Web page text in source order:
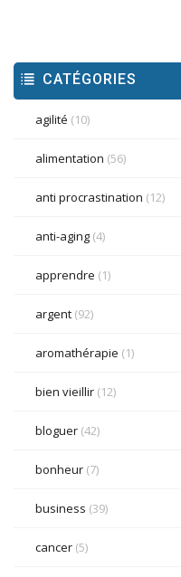
CATÉGORIES
agilité (10)
alimentation (56)
anti procrastination (12)
anti-aging (4)
apprendre (1)
argent (92)
aromathérapie (1)
bien vieillir (12)
bloguer (42)
bonheur (7)
business (39)
cancer (5)